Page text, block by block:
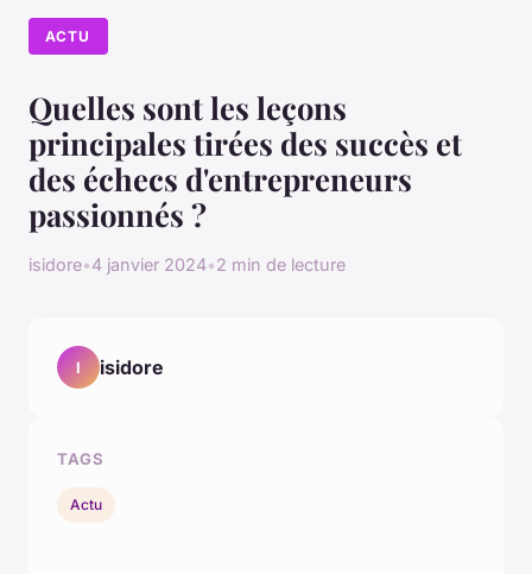
ACTU
Quelles sont les leçons
principales tirées des succès et
des échecs d'entrepreneurs
passionnés ?
isidore•4 janvier 2024•2 min de lecture
I isidore
TAGS
Actu